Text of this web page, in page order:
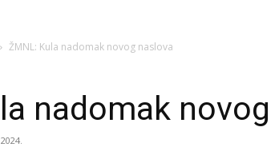
ŽMNL: Kula nadomak novog naslova
nadomak